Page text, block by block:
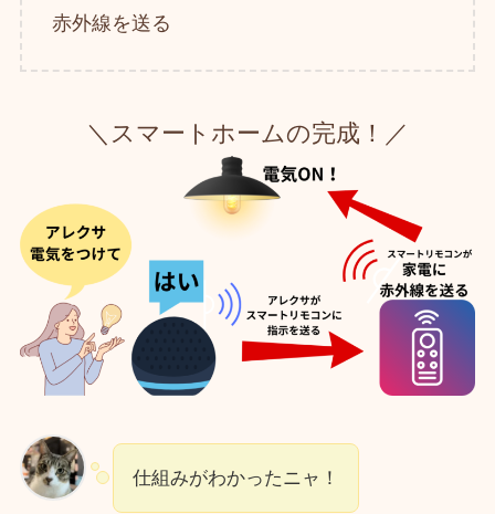
赤外線を送る
＼スマートホームの完成！／
仕組みがわかったニャ！